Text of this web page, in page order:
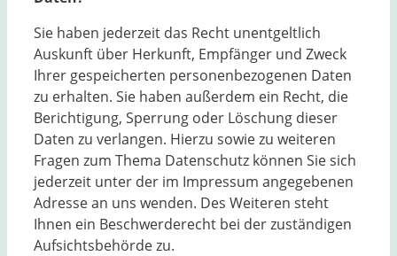
Sie haben jederzeit das Recht unentgeltlich
Auskunft über Herkunft, Empfänger und Zweck
Ihrer gespeicherten personenbezogenen Daten
zu erhalten. Sie haben außerdem ein Recht, die
Berichtigung, Sperrung oder Löschung dieser
Daten zu verlangen. Hierzu sowie zu weiteren
Fragen zum Thema Datenschutz können Sie sich
jederzeit unter der im Impressum angegebenen
Adresse an uns wenden. Des Weiteren steht
Ihnen ein Beschwerderecht bei der zuständigen
Aufsichtsbehörde zu.